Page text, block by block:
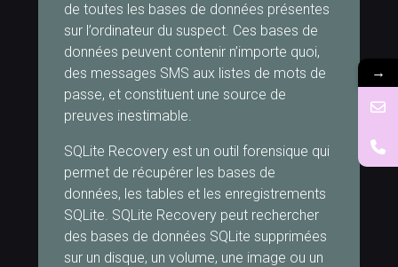
de toutes les bases de données présentes
sur l’ordinateur du suspect. Ces bases de
données peuvent contenir n’importe quoi,
des messages SMS aux listes de mots de
passe, et constituent une source de
preuves inestimable.
SQLite Recovery est un outil forensique qui
permet de récupérer les bases de
données, les tables et les enregistrements
SQLite. SQLite Recovery peut rechercher
des bases de données SQLite supprimées
sur un disque, un volume, une image ou un
→